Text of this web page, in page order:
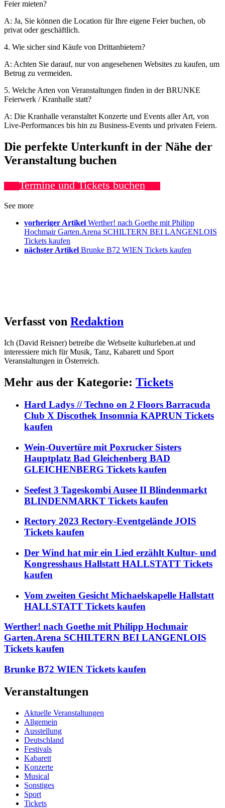
Feier mieten?
A: Ja, Sie können die Location für Ihre eigene Feier buchen, ob
privat oder geschäftlich.
4. Wie sicher sind Käufe von Drittanbietern?
A: Achten Sie darauf, nur von angesehenen Websites zu kaufen, um
Betrug zu vermeiden.
5. Welche Arten von Veranstaltungen finden in der BRUNKE
Feierwerk / Kranhalle statt?
A: Die Kranhalle veranstaltet Konzerte und Events aller Art, von
Live-Performances bis hin zu Business-Events und privaten Feiern.
Die perfekte Unterkunft in der Nähe der
Veranstaltung buchen
Termine und Tickets buchen
See more
vorheriger Artikel Werther! nach Goethe mit Philipp
Hochmair Garten.Arena SCHILTERN BEI LANGENLOIS
Tickets kaufen
nächster Artikel Brunke B72 WIEN Tickets kaufen
Verfasst von Redaktion
Ich (David Reisner) betreibe die Webseite kulturleben.at und
interessiere mich für Musik, Tanz, Kabarett und Sport
Veranstaltungen in Österreich.
Mehr aus der Kategorie: Tickets
Hard Ladys // Techno on 2 Floors Barracuda
Club X Discothek Insomnia KAPRUN Tickets
kaufen
Wein-Ouvertüre mit Poxrucker Sisters
Hauptplatz Bad Gleichenberg BAD
GLEICHENBERG Tickets kaufen
Seefest 3 Tageskombi Ausee II Blindenmarkt
BLINDENMARKT Tickets kaufen
Rectory 2023 Rectory-Eventgelände JOIS
Tickets kaufen
Der Wind hat mir ein Lied erzählt Kultur- und
Kongresshaus Hallstatt HALLSTATT Tickets
kaufen
Vom zweiten Gesicht Michaelskapelle Hallstatt
HALLSTATT Tickets kaufen
Werther! nach Goethe mit Philipp Hochmair
Garten.Arena SCHILTERN BEI LANGENLOIS
Tickets kaufen
Brunke B72 WIEN Tickets kaufen
Veranstaltungen
Aktuelle Veranstaltungen
Allgemein
Ausstellung
Deutschland
Festivals
Kabarett
Konzerte
Musical
Sonstiges
Sport
Tickets